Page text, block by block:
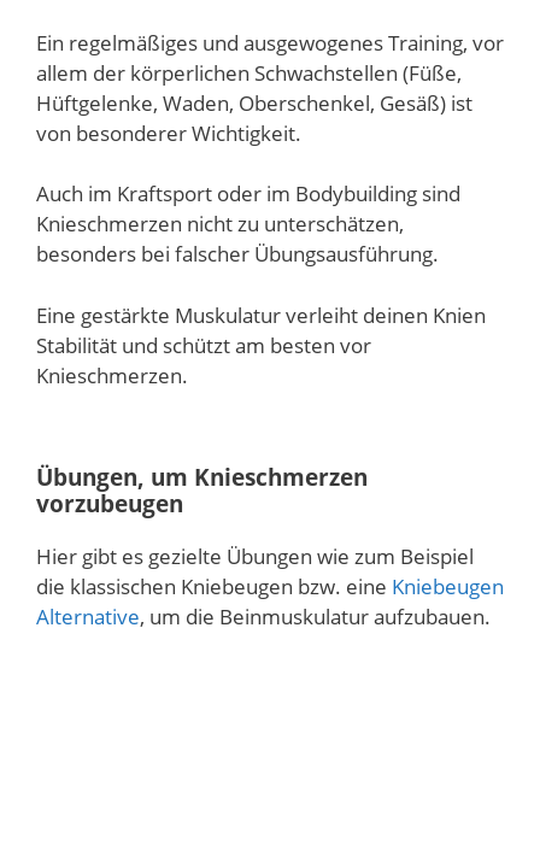
Ein regelmäßiges und ausgewogenes Training, vor
allem der körperlichen Schwachstellen (Füße,
Hüftgelenke, Waden, Oberschenkel, Gesäß) ist
von besonderer Wichtigkeit.
Auch im Kraftsport oder im Bodybuilding sind
Knieschmerzen nicht zu unterschätzen,
besonders bei falscher Übungsausführung.
Eine gestärkte Muskulatur verleiht deinen Knien
Stabilität und schützt am besten vor
Knieschmerzen.
Übungen, um Knieschmerzen
vorzubeugen
Hier gibt es gezielte Übungen wie zum Beispiel
die klassischen Kniebeugen bzw. eine Kniebeugen
Alternative, um die Beinmuskulatur aufzubauen.